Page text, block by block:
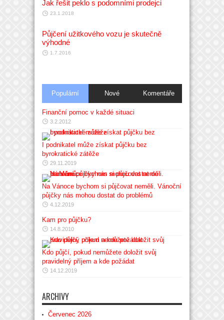
Jak řešit peklo s podomními prodejci
23.1.2018
Půjčení užitkového vozu je skutečně
výhodné
1.7.2016
Populární Nové Komentáře
Finanční pomoc v každé situaci
3.2.2012
I podnikatel může získat půjčku bez
byrokratické zátěže
29.11.2019
Na Vánoce bychom si půjčovat neměli. Vánoční
půjčky nás mohou dostat do problémů
4.12.2019
Kam pro půjčku?
14.8.2010
Kdo půjčí, pokud nemůžete doložit svůj
pravidelný příjem a kde požádat
14.12.2019
ARCHIVY
Červenec 2026